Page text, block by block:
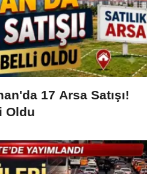
17 Arsa Satışı!
Oldu